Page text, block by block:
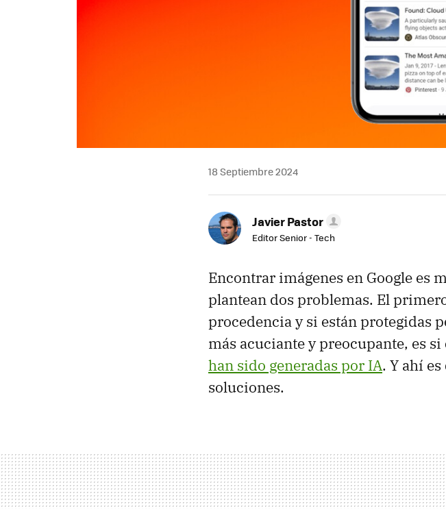
18 Septiembre 2024
Javier Pastor
Editor Senior - Tech
Encontrar imágenes en Google es
plantean dos problemas. El
procedencia y si están protegidas
más acuciante y preocupante, es si
han sido generadas por IA. Y ahí
soluciones.